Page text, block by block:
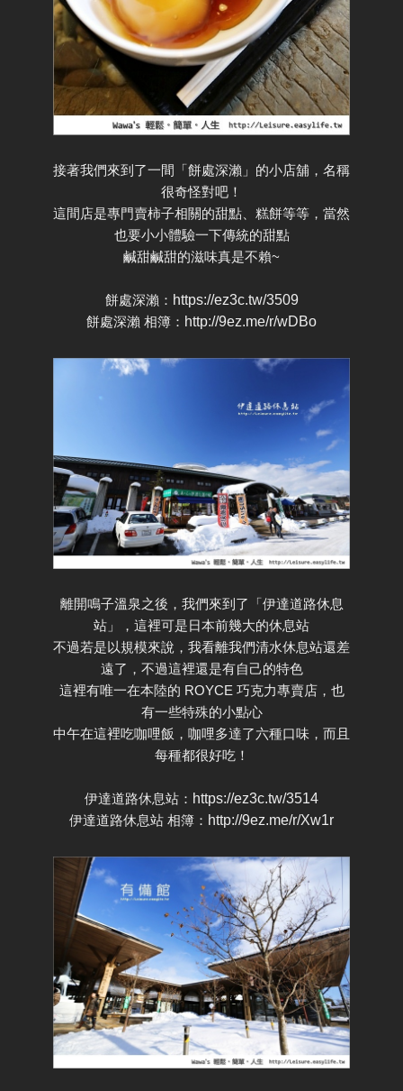
接著我們來到了一間「餅處深瀨」的小店舖，名稱
很奇怪對吧！
這間店是專門賣柿子相關的甜點、糕餅等等，當然
也要小小體驗一下傳統的甜點
鹹甜鹹甜的滋味真是不賴~
餅處深瀨： https://ez3c.tw/3509
餅處深瀨 相簿： http://9ez.me/r/wDBo
離開鳴子溫泉之後，我們來到了「伊達道路休息
站」，這裡可是日本前幾大的休息站
不過若是以規模來說，我看離我們清水休息站還差
遠了，不過這裡還是有自己的特色
這裡有唯一在本陸的 ROYCE 巧克力專賣店，也
有一些特殊的小點心
中午在這裡吃咖哩飯，咖哩多達了六種口味，而且
每種都很好吃！
伊達道路休息站： https://ez3c.tw/3514
伊達道路休息站 相簿： http://9ez.me/r/Xw1r